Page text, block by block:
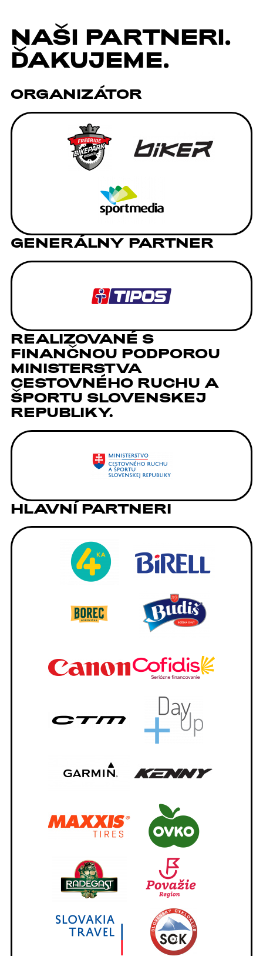
NAŠI PARTNERI.
ĎAKUJEME.
ORGANIZÁTOR
GENERÁLNY PARTNER
REALIZOVANÉ S
FINANČNOU PODPOROU
MINISTERSTVA
CESTOVNÉHO RUCHU A
ŠPORTU SLOVENSKEJ
REPUBLIKY.
HLAVNÍ PARTNERI